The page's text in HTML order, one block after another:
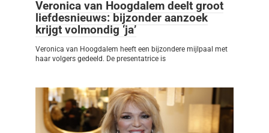
Veronica van Hoogdalem deelt groot
liefdesnieuws: bijzonder aanzoek
krijgt volmondig ‘ja’
Veronica van Hoogdalem heeft een bijzondere mijlpaal met
haar volgers gedeeld. De presentatrice is